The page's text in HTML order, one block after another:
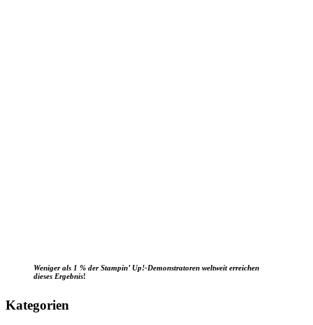
Weniger als 1 % der Stampin’ Up!-Demonstratoren weltweit erreichen
dieses Ergebnis!
Kategorien